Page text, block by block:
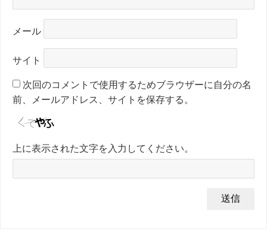
メール
サイト
次回のコメントで使用するためブラウザーに自分の名
前、メールアドレス、サイトを保存する。
上に表示された文字を入力してください。